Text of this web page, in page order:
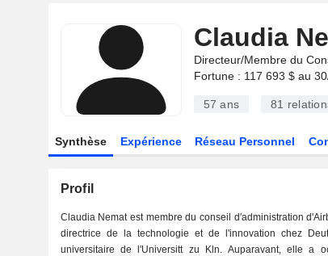
Claudia
Directeur/Membre du
Fortune : 117 693 $ au
57 ans 81
Synthèse Expérience Réseau Personnel
Profil
Claudia Nemat est membre du conseil d'administration
directrice de la technologie et de l'innovation chez
universitaire de l'Universitt zu Kln. Auparavant, elle a